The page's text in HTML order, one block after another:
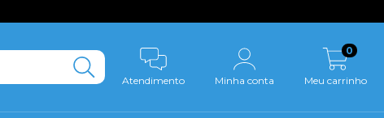
Atendimento Minha conta Meu carrinho
0